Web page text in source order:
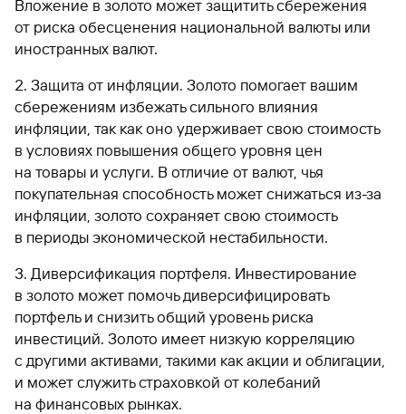
Вложение в золото может защитить сбережения
от риска обесценения национальной валюты или
иностранных валют.
Защита от инфляции. Золото помогает вашим
сбережениям избежать сильного влияния
инфляции, так как оно удерживает свою стоимость
в условиях повышения общего уровня цен
на товары и услуги. В отличие от валют, чья
покупательная способность может снижаться из-за
инфляции, золото сохраняет свою стоимость
в периоды экономической нестабильности.
Диверсификация портфеля. Инвестирование
в золото может помочь диверсифицировать
портфель и снизить общий уровень риска
инвестиций. Золото имеет низкую корреляцию
с другими активами, такими как акции и облигации,
и может служить страховкой от колебаний
на финансовых рынках.